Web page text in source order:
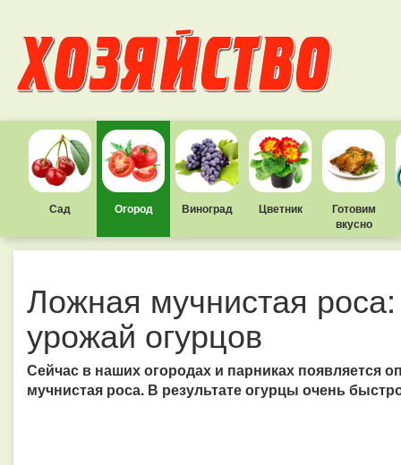
Сад Огород Виноград Цветник
Готовим
вкусно
Ложная мучнистая
урожай огурцов
Сейчас в наших огородах и парниках появляется
мучнистая роса. В результате огурцы очень